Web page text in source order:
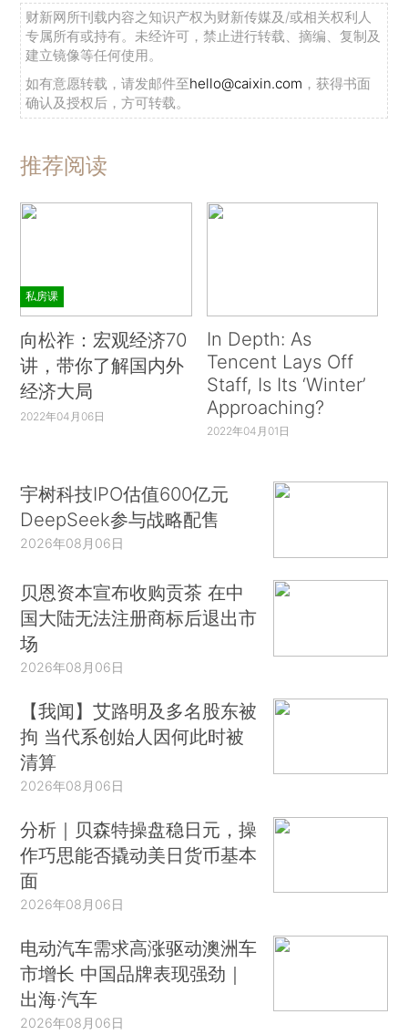
财新网所刊载内容之知识产权为财新传媒及/或相关权利人
专属所有或持有。未经许可，禁止进行转载、摘编、复制及
建立镜像等任何使用。
如有意愿转载，请发邮件至hello@caixin.com ，获得书面
确认及授权后，方可转载。
推荐阅读
私房课
向松祚：宏观经济70
讲，带你了解国内外
经济大局
2022年04月06日
In Depth: As
Tencent Lays Off
Staff, Is Its ‘Winter’
Approaching?
2022年04月01日
宇树科技IPO估值600亿元
DeepSeek参与战略配售
2026年08月06日
贝恩资本宣布收购贡茶 在中
国大陆无法注册商标后退出市
场
2026年08月06日
【我闻】艾路明及多名股东被
拘 当代系创始人因何此时被
清算
2026年08月06日
分析｜贝森特操盘稳日元，操
作巧思能否撬动美日货币基本
面
2026年08月06日
电动汽车需求高涨驱动澳洲车
市增长 中国品牌表现强劲｜
出海·汽车
2026年08月06日